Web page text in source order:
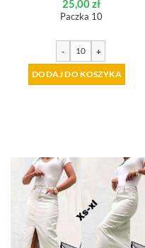
25,00zł
Paczka 10
- +
DODAJ DO KOSZYKA